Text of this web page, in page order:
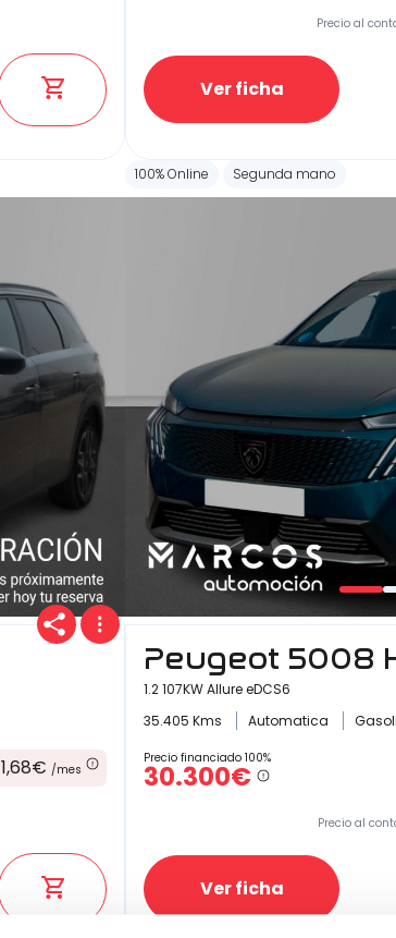
Precio al
Ver ficha
/mes
100% Online Segunda mano
Peugeot 5008
1.2 107KW Allure eDCS6
35.405 Kms
Automatica
Precio financiado 100%
30.300€
Precio al
Ver ficha